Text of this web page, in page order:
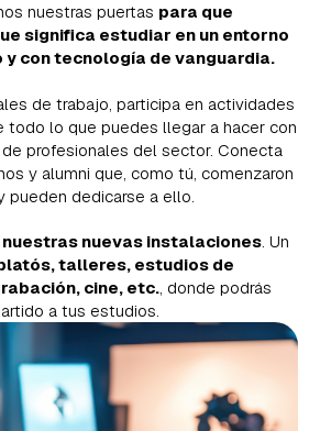
nuestras puertas para que
significa estudiar en un entorno
y con tecnología de vanguardia.
de trabajo, participa en actividades
todo lo que puedes llegar a hacer con
profesionales del sector. Conecta
y alumni que, como tú, comenzaron
pueden dedicarse a ello.
nuestras nuevas instalaciones. Un
talleres, estudios de
cine, etc., donde podrás
a tus estudios.